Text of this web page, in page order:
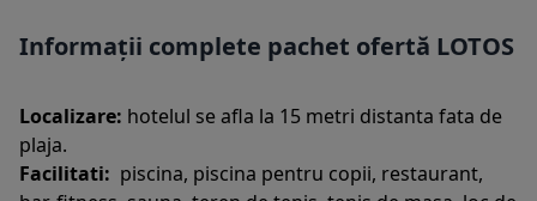
Informații complete pachet ofertă LOTOS
Localizare: hotelul se afla la 15 metri distanta fata de
plaja.
Facilitati: piscina, piscina pentru copii, restaurant,